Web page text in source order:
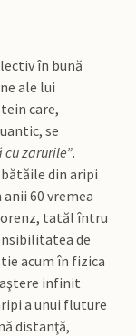
în bună
ale lui
care,
se
cu zarurile”.
din aripi
60 vremea
tatăl întru
de
acum în fizica
infinit
a unui fluture
distanţă,